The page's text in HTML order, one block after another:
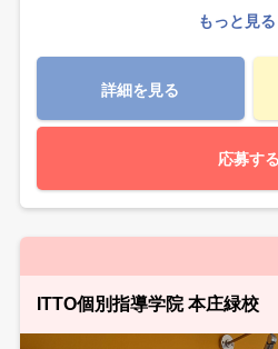
もっと見る
詳細を見る
応募する
ITTO個別指導学院 本庄緑校